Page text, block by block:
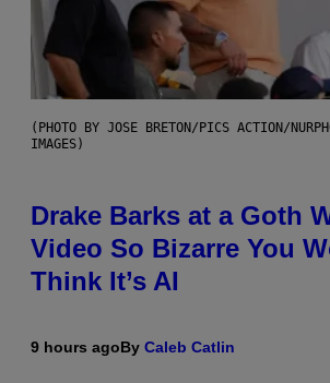
(PHOTO BY JOSE BRETON/PICS ACTION/
IMAGES)
Drake Barks at a Goth
Video So Bizarre You
Think It’s AI
9 hours agoBy Caleb Catlin